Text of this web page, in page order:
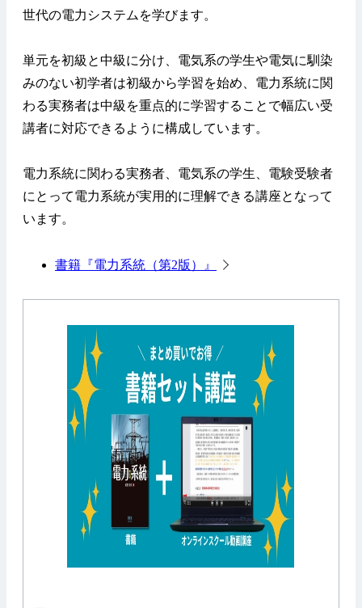
世代の電力システムを学びます。
単元を初級と中級に分け、電気系の学生や電気に馴染
みのない初学者は初級から学習を始め、電力系統に関
わる実務者は中級を重点的に学習することで幅広い受
講者に対応できるように構成しています。
電力系統に関わる実務者、電気系の学生、電験受験者
にとって電力系統が実用的に理解できる講座となって
います。
書籍『電力系統（第2版）』